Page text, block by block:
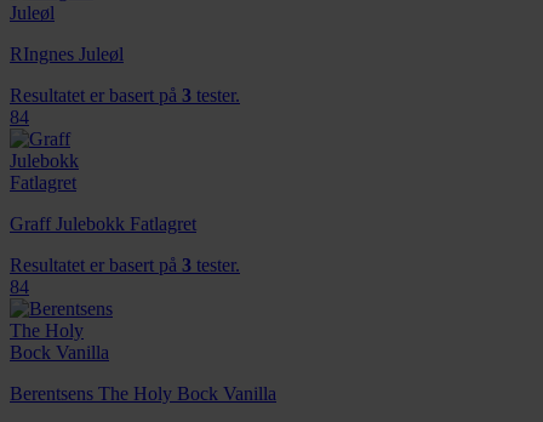
RIngnes Juleøl
Resultatet er basert på 3 tester.
84
Graff Julebokk Fatlagret
Resultatet er basert på 3 tester.
84
Berentsens The Holy Bock Vanilla